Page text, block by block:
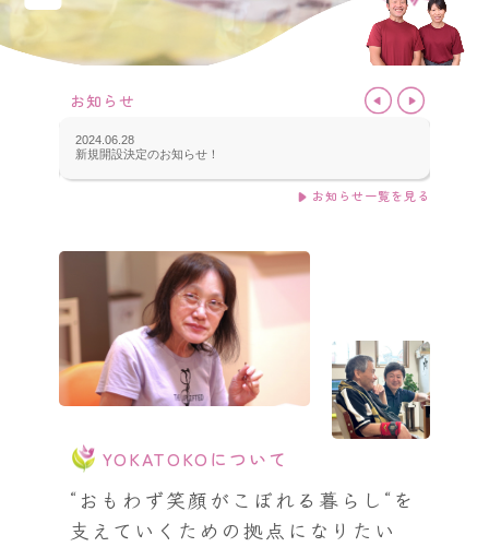
お知らせ
2024.06.28
新規開設決定のお知らせ！
お知らせ一覧を見る
YOKATOKOについて
“おもわず笑顔がこぼれる暮らし“を
支えていくための拠点になりたい